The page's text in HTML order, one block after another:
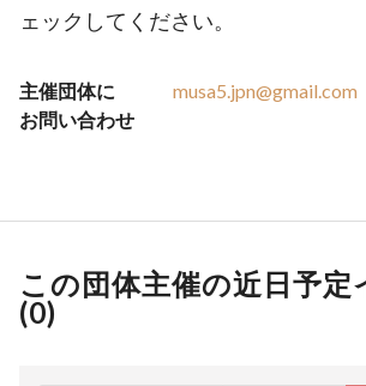
ェックしてください。
主催団体に
お問い合わせ
musa5.jpn@gmail.com
この団体主催の近日予定
(0)